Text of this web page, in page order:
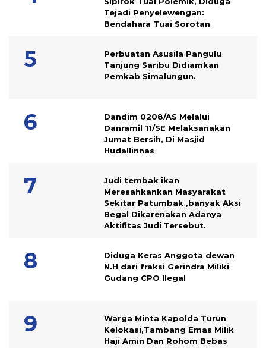
Tejadi Penyelewengan:
Bendahara Tuai Sorotan
Perbuatan Asusila Pangulu
Tanjung Saribu Didiamkan
Pemkab Simalungun.
Dandim 0208/AS Melalui
Danramil 11/SE Melaksanakan
Jumat Bersih, Di Masjid
Hudallinnas
Judi tembak ikan
Meresahkankan Masyarakat
Sekitar Patumbak ,banyak Aksi
Begal Dikarenakan Adanya
Aktifitas Judi Tersebut.
Diduga Keras Anggota dewan
N.H dari fraksi Gerindra Miliki
Gudang CPO Ilegal
Warga Minta Kapolda Turun
Kelokasi,Tambang Emas Milik
Haji Amin Dan Rohom Bebas